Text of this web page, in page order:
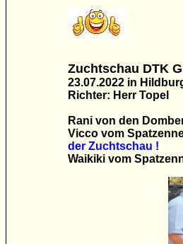
Zuchtschau DTK
23.07.2022 in
Richter: Herr Topel
Rani von den
Vicco vom
der Zuchtschau !
Waikiki vom